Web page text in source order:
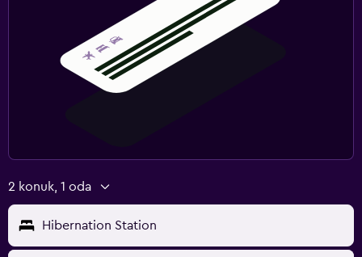
2 konuk, 1 oda
Hibernation Station